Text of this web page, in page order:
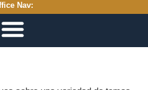
Nav: